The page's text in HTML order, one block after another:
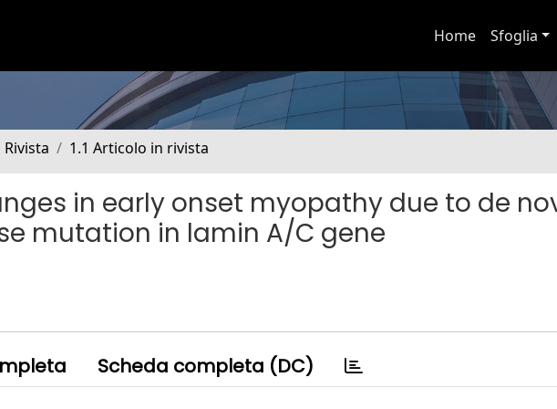
Home Sfoglia
1.1 Articolo in rivista
in early onset myopathy due to de
mutation in lamin A/C gene
Scheda completa (DC)